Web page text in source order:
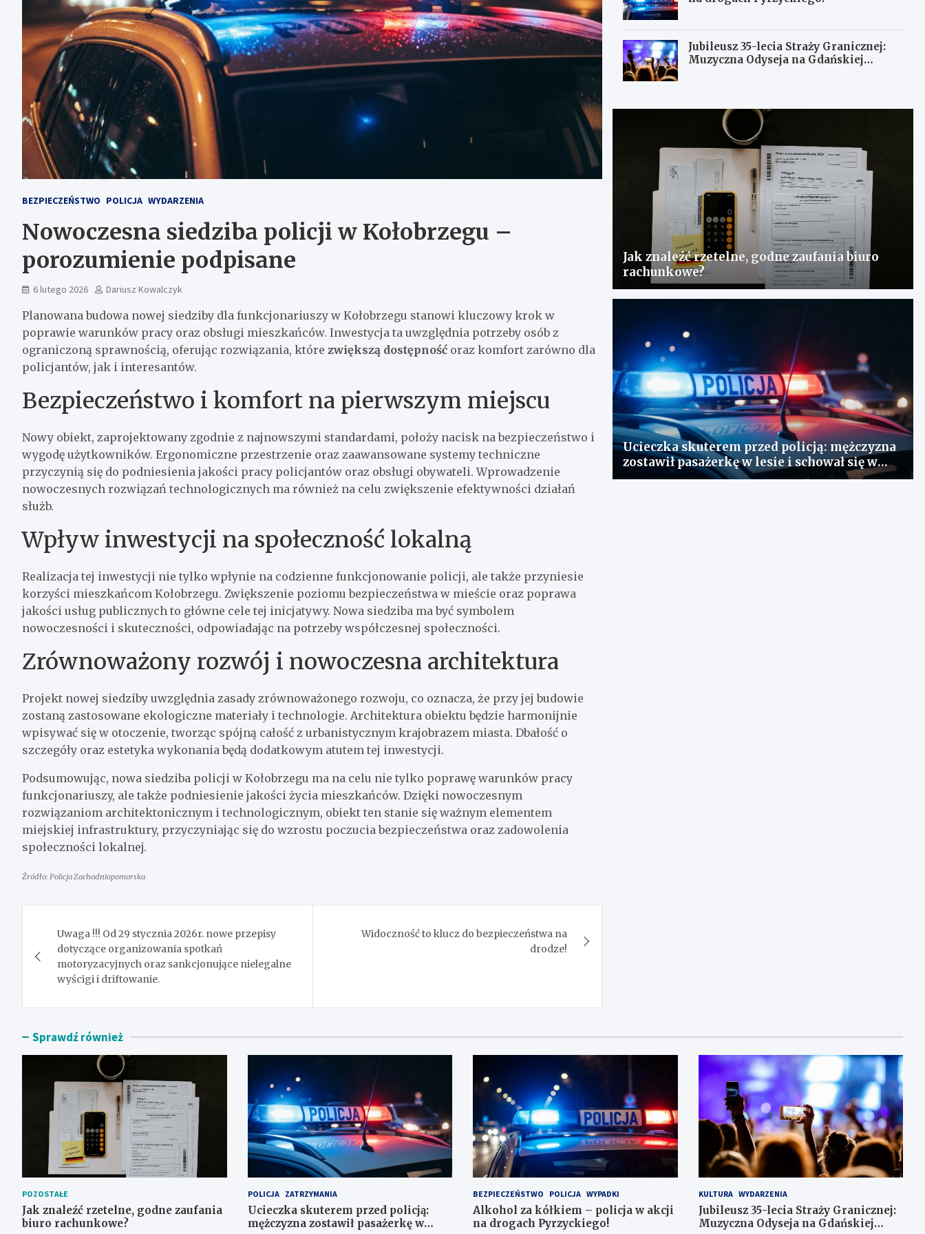
BEZPIECZEŃSTWO POLICJA WYDARZENIA
Nowoczesna siedziba policji w Kołobrzegu –
porozumienie podpisane
6 lutego 2026 Dariusz Kowalczyk
Planowana budowa nowej siedziby dla funkcjonariuszy w Kołobrzegu stanowi kluczowy krok w
poprawie warunków pracy oraz obsługi mieszkańców. Inwestycja ta uwzględnia potrzeby osób z
ograniczoną sprawnością, oferując rozwiązania, które zwiększą dostępność oraz komfort zarówno dla
policjantów, jak i interesantów.
Bezpieczeństwo i komfort na pierwszym miejscu
Nowy obiekt, zaprojektowany zgodnie z najnowszymi standardami, położy nacisk na bezpieczeństwo i
wygodę użytkowników. Ergonomiczne przestrzenie oraz zaawansowane systemy techniczne
przyczynią się do podniesienia jakości pracy policjantów oraz obsługi obywateli. Wprowadzenie
nowoczesnych rozwiązań technologicznych ma również na celu zwiększenie efektywności działań
służb.
Wpływ inwestycji na społeczność lokalną
Realizacja tej inwestycji nie tylko wpłynie na codzienne funkcjonowanie policji, ale także przyniesie
korzyści mieszkańcom Kołobrzegu. Zwiększenie poziomu bezpieczeństwa w mieście oraz poprawa
jakości usług publicznych to główne cele tej inicjatywy. Nowa siedziba ma być symbolem
nowoczesności i skuteczności, odpowiadając na potrzeby współczesnej społeczności.
Zrównoważony rozwój i nowoczesna architektura
Projekt nowej siedziby uwzględnia zasady zrównoważonego rozwoju, co oznacza, że przy jej budowie
zostaną zastosowane ekologiczne materiały i technologie. Architektura obiektu będzie harmonijnie
wpisywać się w otoczenie, tworząc spójną całość z urbanistycznym krajobrazem miasta. Dbałość o
szczegóły oraz estetyka wykonania będą dodatkowym atutem tej inwestycji.
Podsumowując, nowa siedziba policji w Kołobrzegu ma na celu nie tylko poprawę warunków pracy
funkcjonariuszy, ale także podniesienie jakości życia mieszkańców. Dzięki nowoczesnym
rozwiązaniom architektonicznym i technologicznym, obiekt ten stanie się ważnym elementem
miejskiej infrastruktury, przyczyniając się do wzrostu poczucia bezpieczeństwa oraz zadowolenia
społeczności lokalnej.
Źródło: Policja Zachodniopomorska
wpisu
Uwaga !!! Od 29 stycznia 2026r. nowe przepisy
dotyczące organizowania spotkań
motoryzacyjnych oraz sankcjonujące nielegalne
wyścigi i driftowanie.
Widoczność to klucz do bezpieczeństwa na
drodze!
Jubileusz 35-lecia Straży Granicznej:
Muzyczna Odyseja na Gdańskiej
Jak znaleźć rzetelne, godne zaufania biuro
rachunkowe?
Ucieczka skuterem przed policją: mężczyzna
zostawił pasażerkę w lesie i schował się w
lodówce
Sprawdź również
POZOSTAŁE
Jak znaleźć rzetelne, godne zaufania
biuro rachunkowe?
POLICJA ZATRZYMANIA
Ucieczka skuterem przed policją:
mężczyzna zostawił pasażerkę w
BEZPIECZEŃSTWO POLICJA WYPADKI
Alkohol za kółkiem – policja w akcji
na drogach Pyrzyckiego!
KULTURA WYDARZENIA
Jubileusz 35-lecia Straży Granicznej:
Muzyczna Odyseja na Gdańskiej